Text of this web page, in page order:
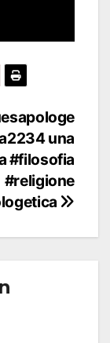
una
#filosofia
#religione